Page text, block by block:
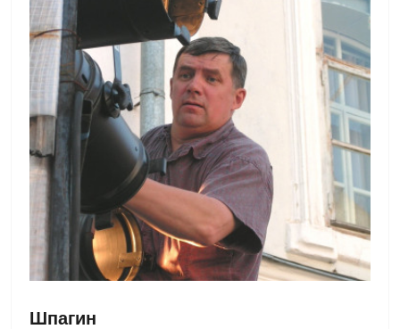
Шпагин